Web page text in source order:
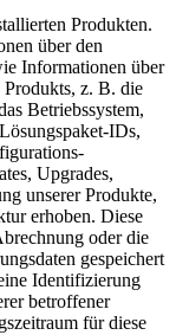
Produkten.
über den
Informationen über
Produkts, z. B. die
Betriebssystem,
IDs,
Upgrades,
unserer Produkte,
erhoben. Diese
oder die
gespeichert
Identifizierung
betroffener
für diese